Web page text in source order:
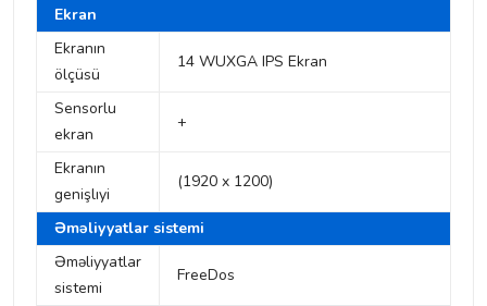
Ekran
Ekranın
ölçüsü
14 WUXGA IPS Ekran
Sensorlu
ekran
+
Ekranın
genişlıyi
(1920 x 1200)
Əməliyyatlar sistemi
Əməliyyatlar
sistemi
FreeDos